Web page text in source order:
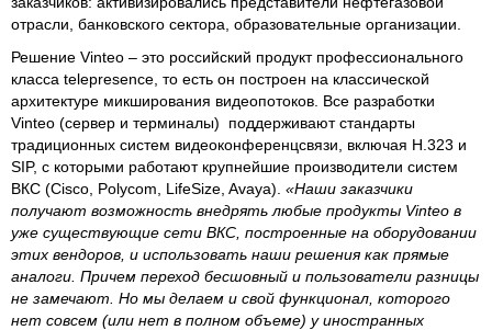
отрасли, банковского сектора, образовательные организации.
Решение Vinteo – это российский продукт профессионального
класса telepresence, то есть он построен на классической
архитектуре микширования видеопотоков. Все разработки
Vinteo (сервер и терминалы) поддерживают стандарты
традиционных систем видеоконференцсвязи, включая H.323 и
SIP, с которыми работают крупнейшие производители систем
ВКС (Cisco, Polycom, LifeSize, Avaya). «Наши заказчики
получают возможность внедрять любые продукты Vinteo в
уже существующие сети ВКС, построенные на оборудовании
этих вендоров, и использовать наши решения как прямые
аналоги. Причем переход бесшовный и пользователи разницы
не замечают. Но мы делаем и свой функционал, которого
нет совсем (или нет в полном объеме) у иностранных